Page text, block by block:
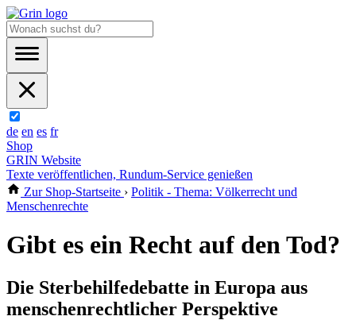
de en es fr
Shop
GRIN Website
Texte veröffentlichen, Rundum-Service genießen
Zur Shop-Startseite › Politik - Thema: Völkerrecht und
Menschenrechte
Gibt es ein Recht auf den Tod?
Die Sterbehilfedebatte in Europa aus
menschenrechtlicher Perspektive